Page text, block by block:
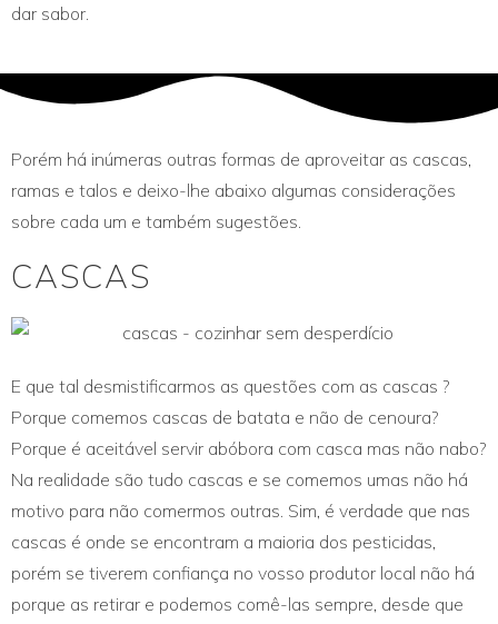
dar sabor.
Porém há inúmeras outras formas de aproveitar as cascas,
ramas e talos e deixo-lhe abaixo algumas considerações
sobre cada um e também sugestões.
CASCAS
E que tal desmistificarmos as questões com as cascas ?
Porque comemos cascas de batata e não de cenoura?
Porque é aceitável servir abóbora com casca mas não nabo?
Na realidade são tudo cascas e se comemos umas não há
motivo para não comermos outras. Sim, é verdade que nas
cascas é onde se encontram a maioria dos pesticidas,
porém se tiverem confiança no vosso produtor local não há
porque as retirar e podemos comê-las sempre, desde que